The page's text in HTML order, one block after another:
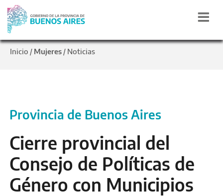
Inicio / Mujeres / Noticias
Provincia de Buenos Aires
Cierre provincial del
Consejo de Políticas de
Género con Municipios